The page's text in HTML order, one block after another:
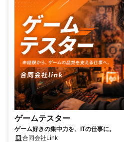
ゲームテスター
ゲーム好きの集中力を、ITの仕事に。
合同会社Link